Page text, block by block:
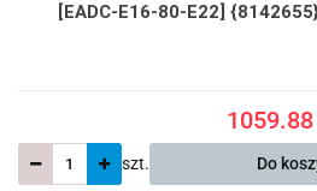
[EADC-E16-80-E22]
1059.88
szt. Do